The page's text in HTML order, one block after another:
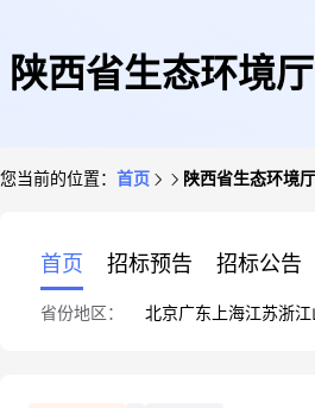
陕西省生态环境厅
您当前的位置： 首页 陕西省生态环境
首页 招标预告 招标公告
省份地区： 北京广东 上海江苏浙江